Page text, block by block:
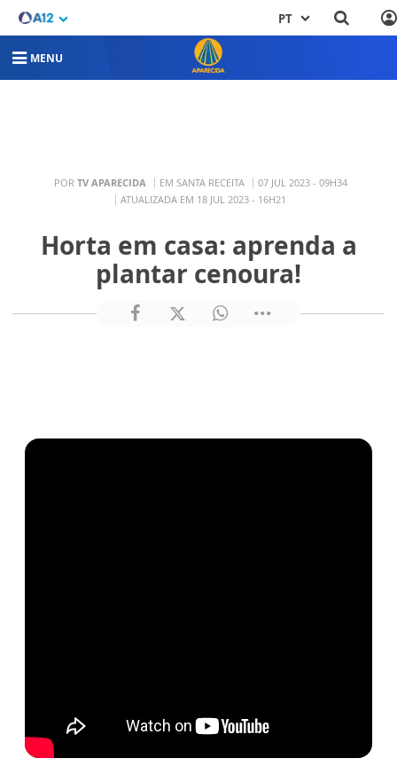
PT
MENU
POR TV APARECIDA EM SANTA RECEITA
07 JUL 2023 - 09H34
ATUALIZADA EM 18 JUL 2023 - 16H21
Horta em casa: aprenda a
plantar cenoura!